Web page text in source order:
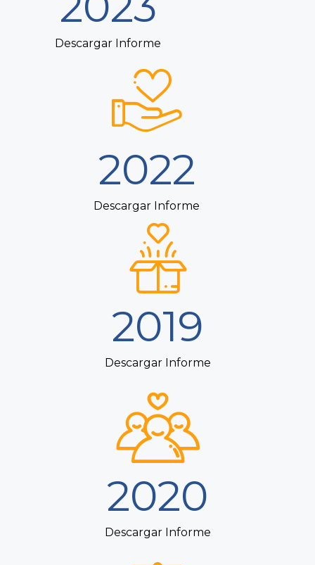
Descargar Informe
2022
Descargar Informe
2019
Descargar Informe
2020
Descargar Informe